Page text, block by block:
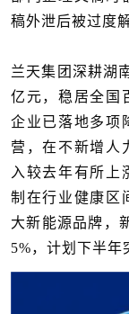
稿外泄后被过度
兰天集团深耕湖
亿元，稳居全国
企业已落地多项
营，在不新增人
入较去年有所上
制在行业健康区
大新能源品牌，
5%，计划下半年